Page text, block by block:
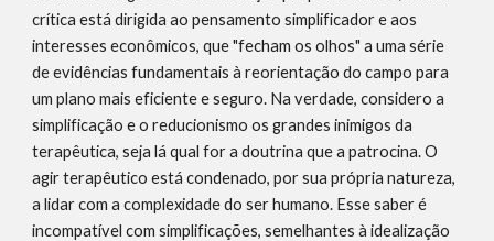
crítica está dirigida ao pensamento simplificador e aos
interesses econômicos, que "fecham os olhos" a uma série
de evidências fundamentais à reorientação do campo para
um plano mais eficiente e seguro. Na verdade, considero a
simplificação e o reducionismo os grandes inimigos da
terapêutica, seja lá qual for a doutrina que a patrocina. O
agir terapêutico está condenado, por sua própria natureza,
a lidar com a complexidade do ser humano. Esse saber é
incompatível com simplificações, semelhantes à idealização